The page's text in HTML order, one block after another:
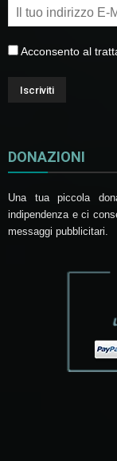
Acconsento al
DONAZIONI
Una tua piccola
indipendenza e ci
messaggi pubblicitari.